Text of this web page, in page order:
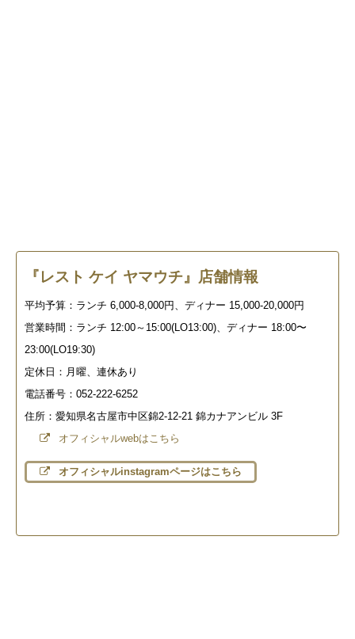
『レスト ケイ ヤマウチ』店舗情報
平均予算：ランチ 6,000-8,000円、ディナー 15,000-20,000円
営業時間：ランチ 12:00～15:00(LO13:00)、ディナー 18:00〜
23:00(LO19:30)
定休日：月曜、連休あり
電話番号：052-222-6252
住所：愛知県名古屋市中区錦2-12-21 錦カナアンビル 3F
オフィシャルwebはこちら
オフィシャルinstagramページはこちら